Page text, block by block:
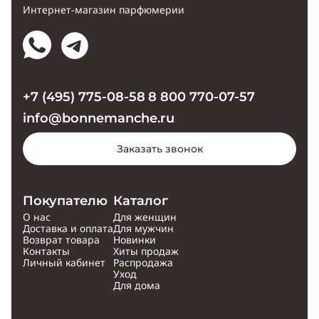
Интернет-магазин парфюмерии
Покупателю
О нас
Доставка и оплата
Возврат товара
Контакты
Личный кабинет
Каталог
Для женщин
Для мужчин
Новинки
Хиты продаж
Распродажа
Уход
Для дома
+7 (495) 775-08-58 8 800 770-07-57
info@bonnemanche.ru
Заказать звонок